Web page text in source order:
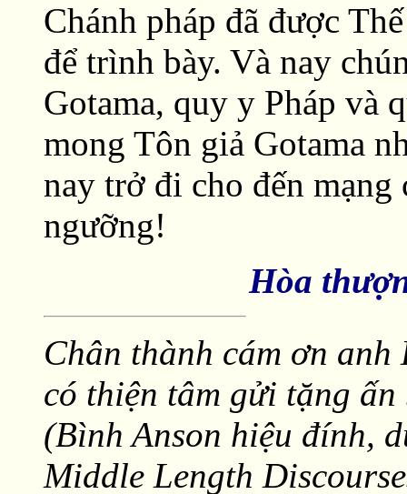
Chánh pháp đã được
để trình bày. Và nay
Gotama, quy y Pháp và
mong Tôn giả Gotama
nay trở đi cho đến
ngưỡng!
Hòa
Chân thành cám ơn
có thiện tâm gửi tặng
(Bình Anson hiệu đính,
Middle Length